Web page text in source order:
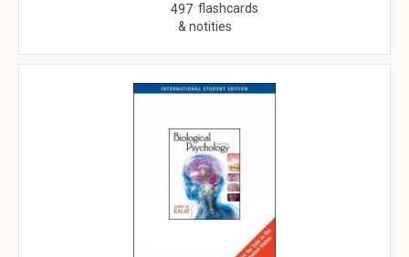
497 flashcards
& notities